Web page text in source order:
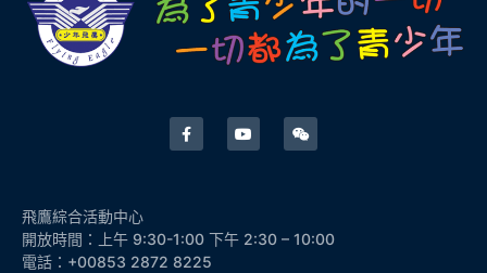
飛鷹綜合活動中心
開放時間：上午 9:30-1:00 下午 2:30 – 10:00
電話：+00853 2872 8225